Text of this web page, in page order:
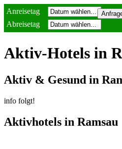
Anreisetag
Abreisetag
Aktiv-Hotels in
Aktiv & Gesund in
info folgt!
Aktivhotels in Ramsau